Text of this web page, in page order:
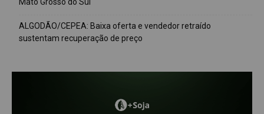
ALGODÃO/CEPEA: Baixa oferta e vendedor retraído
sustentam recuperação de preço